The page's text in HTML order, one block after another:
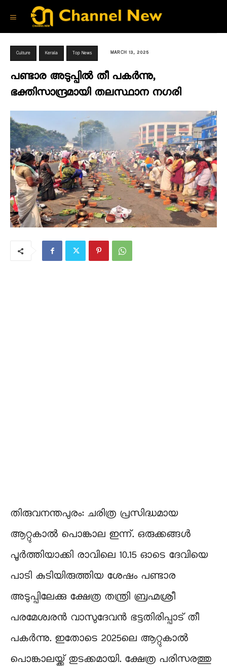
Culture Kerala Top News MARCH 13, 2025
പണ്ടാര അടുപ്പിൽ തീ പകർന്നു,
ഭക്തിസാന്ദ്രമായി തലസ്ഥാന നഗരി
തിരുവനന്തപുരം: ചരിത്ര പ്രസിദ്ധമായ
ആറ്റുകാൽ പൊങ്കാല ഇന്ന്. ഒരുക്കങ്ങൾ
പൂർത്തിയാക്കി രാവിലെ 10.15 ഓടെ ദേവിയെ
പാടി കുടിയിരുത്തിയ ശേഷം പണ്ടാര
അടുപ്പിലേക്കു ക്ഷേത്ര തന്ത്രി ബ്രഹ്മശ്രീ
പരമേശ്വരന്‍ വാസുദേവന്‍ ഭട്ടതിരിപ്പാട് തീ
പകർന്നു. ഇതോടെ 2025ലെ ആറ്റുകാൽ
പൊങ്കാലയ്ക്ക് തുടക്കമായി. ക്ഷേത്ര പരിസരത്തു